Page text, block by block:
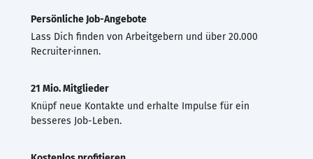
Persönliche Job-Angebote
Lass Dich finden von Arbeitgebern und über 20.000
Recruiter·innen.
21 Mio. Mitglieder
Knüpf neue Kontakte und erhalte Impulse für ein
besseres Job-Leben.